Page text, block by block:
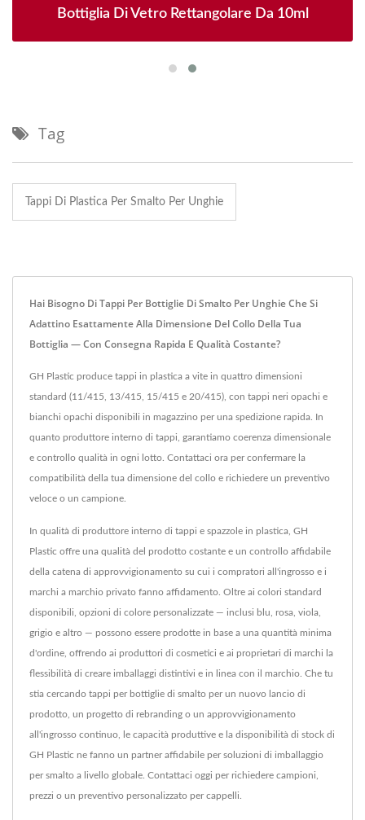
Bottiglia Di Vetro Rettangolare Da 10ml
Tag
Tappi Di Plastica Per Smalto Per Unghie
Hai Bisogno Di Tappi Per Bottiglie Di Smalto Per Unghie Che Si
Adattino Esattamente Alla Dimensione Del Collo Della Tua
Bottiglia — Con Consegna Rapida E Qualità Costante?
GH Plastic produce tappi in plastica a vite in quattro dimensioni
standard (11/415, 13/415, 15/415 e 20/415), con tappi neri opachi e
bianchi opachi disponibili in magazzino per una spedizione rapida. In
quanto produttore interno di tappi, garantiamo coerenza dimensionale
e controllo qualità in ogni lotto. Contattaci ora per confermare la
compatibilità della tua dimensione del collo e richiedere un preventivo
veloce o un campione.
In qualità di produttore interno di tappi e spazzole in plastica, GH
Plastic offre una qualità del prodotto costante e un controllo affidabile
della catena di approvvigionamento su cui i compratori all'ingrosso e i
marchi a marchio privato fanno affidamento. Oltre ai colori standard
disponibili, opzioni di colore personalizzate — inclusi blu, rosa, viola,
grigio e altro — possono essere prodotte in base a una quantità minima
d'ordine, offrendo ai produttori di cosmetici e ai proprietari di marchi la
flessibilità di creare imballaggi distintivi e in linea con il marchio. Che tu
stia cercando tappi per bottiglie di smalto per un nuovo lancio di
prodotto, un progetto di rebranding o un approvvigionamento
all'ingrosso continuo, le capacità produttive e la disponibilità di stock di
GH Plastic ne fanno un partner affidabile per soluzioni di imballaggio
per smalto a livello globale. Contattaci oggi per richiedere campioni,
prezzi o un preventivo personalizzato per cappelli.